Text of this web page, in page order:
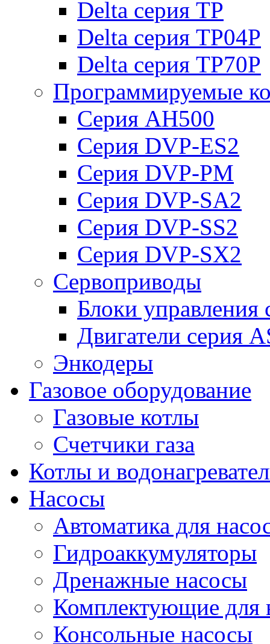
Delta серия TP
Delta серия TP04P
Delta серия TP70P
Программируемые
Серия AH500
Серия DVP-ES2
Серия DVP-PM
Серия DVP-SA2
Серия DVP-SS2
Серия DVP-SX2
Сервоприводы
Блоки
Двигатели серия
Энкодеры
Газовое оборудование
Газовые котлы
Счетчики газа
Котлы и
Насосы
Автоматика для
Гидроаккумуляторы
Дренажные насосы
Комплектующие для
Консольные насосы